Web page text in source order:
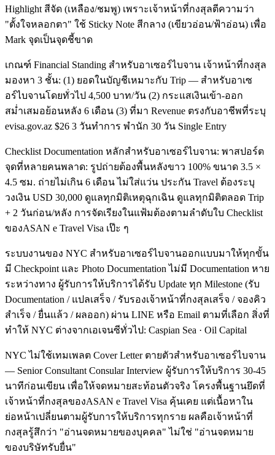
Highlight สีจัด (เหลือง/ชมพู) เพราะเจ้าหน้าที่กงสุลตีความว่า
"ตั้งใจหลอกตา" ใช้ Sticky Note สีกลาง (เขียวอ่อน/ฟ้าอ่อน) เพื่อ
Mark จุดเป็นจุดชี้ขาด
เกณฑ์ Financial Standing สำหรับอาเซอร์ไบจาน เจ้าหน้าที่กงสุล
มองหา 3 ชั้น: (1) ยอดในบัญชีเหมาะกับ Trip — สำหรับอาเซ
อร์ไบจานโดยทั่วไป 4,500 บาท/วัน (2) กระแสเงินเข้า-ออก
สม่ำเสมอย้อนหลัง 6 เดือน (3) ที่มา Revenue ตรงกับอาชีพที่ระบุ
evisa.gov.az $26 3 วันทำการ พำนัก 30 วัน Single Entry
Checklist Documentation หลักสำหรับอาเซอร์ไบจาน: พาสปอร์ต
จุดที่หลายคนพลาด: รูปถ่ายต้องพื้นหลังขาว 100% ขนาด 3.5 ×
4.5 ซม. ถ่ายไม่เกิน 6 เดือน ไม่ใส่แว่น ประกัน Travel ต้องระบุ
วงเงิน USD 30,000 ดูแลทุกมิติเหตุฉุกเฉิน ดูแลทุกมิติตลอด Trip
+ 2 วันก่อน/หลัง การจัดเรียงในแฟ้มต้องตามลำดับใบ Checklist
ของASAN e Travel Visa เป๊ะ ๆ
ระบบงานของ NYC สำหรับอาเซอร์ไบจานออกแบบมาให้ทุกขั้น
มี Checkpoint และ Photo Documentation ไม่มี Documentation หาย
ระหว่างทาง ผู้รับการให้บริการได้รับ Update ทุก Milestone (รับ
Documentation / แปลเสร็จ / รับรองเจ้าหน้าที่กงสุลเสร็จ / จองคิว
สำเร็จ / ยื่นแล้ว / ผลออก) ผ่าน LINE หรือ Email ตามที่เลือก สิ่งที่
ทำให้ NYC ต่างจากเอเจนซีทั่วไป: Caspian Sea · Oil Capital
NYC ไม่ใช้เทมเพลต Cover Letter ตายตัวสำหรับอาเซอร์ไบจาน
— Senior Consultant Consular Interview ผู้รับการให้บริการ 30-45
นาทีก่อนเขียน เพื่อให้จดหมายสะท้อนตัวจริง โครงพื้นฐานยึดที่
เจ้าหน้าที่กงสุลของASAN e Travel Visa คุ้นเคย แต่เนื้อหาใน
ย่อหน้าเปลี่ยนตามผู้รับการให้บริการทุกราย ผลคือเจ้าหน้าที่
กงสุลรู้สึกว่า "อ่านจดหมายของบุคคล" ไม่ใช่ "อ่านจดหมาย
ของบริษัทรับยื่น"